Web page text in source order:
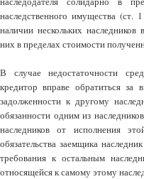
наследственного имущества
наличии нескольких
них в пределах стоимости
В случае недостаточности
кредитор вправе обратиться за
задолженности к другому
обязанности одним из
наследников от исполнения
обязательства заемщика
требования к остальным
относящейся к самому этому